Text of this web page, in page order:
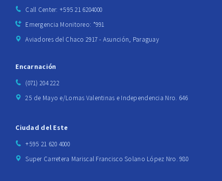
Call Center: +595 21 6204000
Emergencia Monitoreo: *991
Aviadores del Chaco 2917 - Asunción, Paraguay
Encarnación
(071) 204 222
25 de Mayo e/Lomas Valentinas e Independencia Nro. 646
Ciudad del Este
+595 21 620 4000
Super Carretera Mariscal Francisco Solano López Nro. 980